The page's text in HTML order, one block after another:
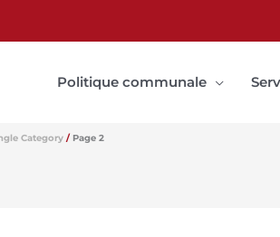
Politique communale
Category Page 2